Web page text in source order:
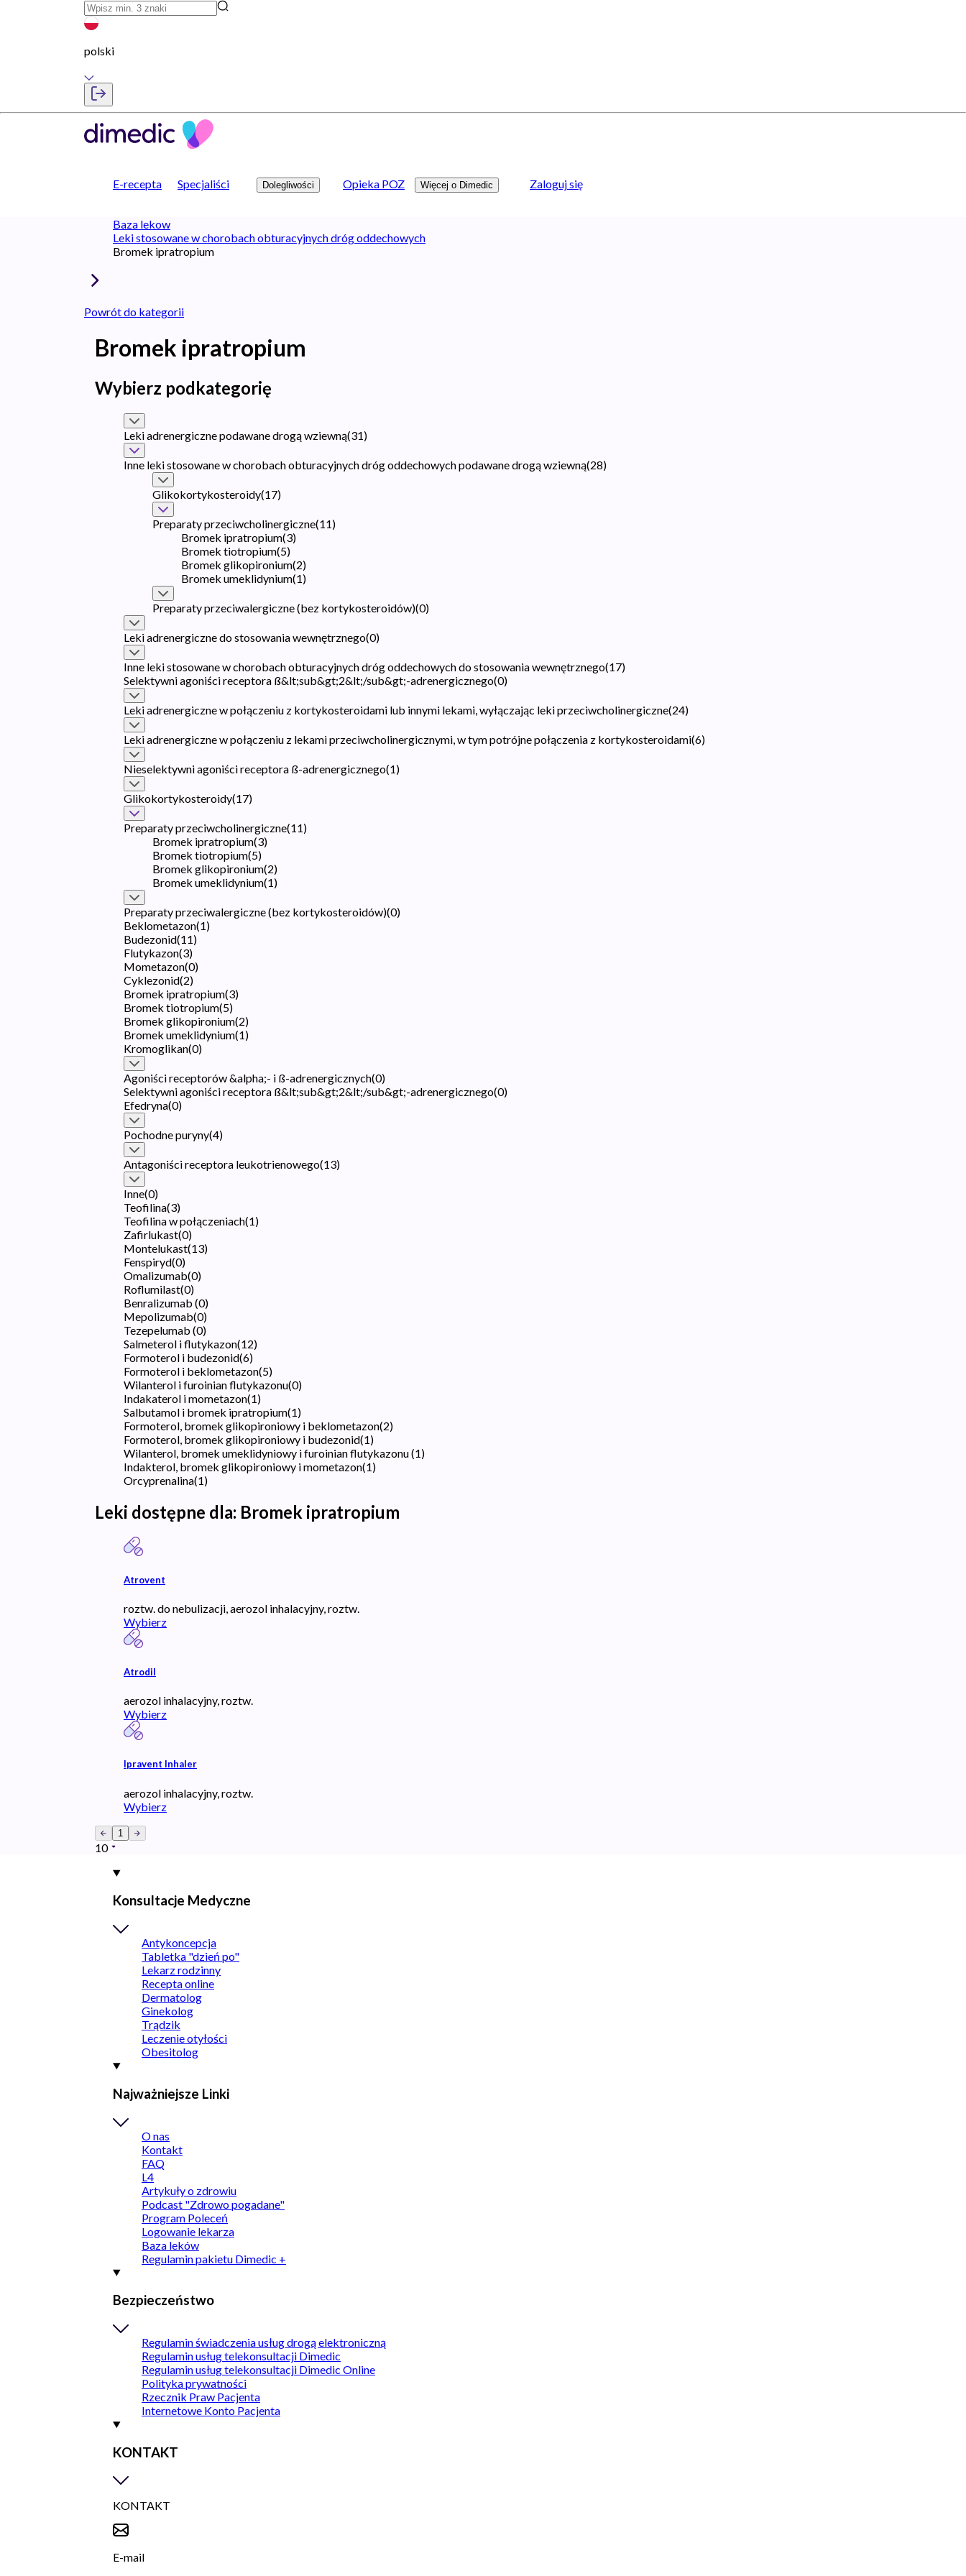
polski
E-recepta Specjaliści Dolegliwości Opieka POZ Więcej o Dimedic Zaloguj się
Baza lekow
Leki stosowane w chorobach obturacyjnych dróg oddechowych
Bromek ipratropium
Powrót do kategorii
Bromek ipratropium
Wybierz podkategorię
Leki adrenergiczne podawane drogą wziewną(31)
Inne leki stosowane w chorobach obturacyjnych dróg oddechowych podawane drogą wziewną(28)
Glikokortykosteroidy(17)
Preparaty przeciwcholinergiczne(11)
Bromek ipratropium(3)
Bromek tiotropium(5)
Bromek glikopironium(2)
Bromek umeklidynium(1)
Preparaty przeciwalergiczne (bez kortykosteroidów)(0)
Leki adrenergiczne do stosowania wewnętrznego(0)
Inne leki stosowane w chorobach obturacyjnych dróg oddechowych do stosowania wewnętrznego(17)
Selektywni agoniści receptora ß&lt;sub&gt;2&lt;/sub&gt;-adrenergicznego(0)
Leki adrenergiczne w połączeniu z kortykosteroidami lub innymi lekami, wyłączając leki przeciwcholinergiczne(24)
Leki adrenergiczne w połączeniu z lekami przeciwcholinergicznymi, w tym potrójne połączenia z kortykosteroidami(6)
Nieselektywni agoniści receptora ß-adrenergicznego(1)
Glikokortykosteroidy(17)
Preparaty przeciwcholinergiczne(11)
Bromek ipratropium(3)
Bromek tiotropium(5)
Bromek glikopironium(2)
Bromek umeklidynium(1)
Preparaty przeciwalergiczne (bez kortykosteroidów)(0)
Beklometazon(1)
Budezonid(11)
Flutykazon(3)
Mometazon(0)
Cyklezonid(2)
Bromek ipratropium(3)
Bromek tiotropium(5)
Bromek glikopironium(2)
Bromek umeklidynium(1)
Kromoglikan(0)
Agoniści receptorów &alpha;- i ß-adrenergicznych(0)
Selektywni agoniści receptora ß&lt;sub&gt;2&lt;/sub&gt;-adrenergicznego(0)
Efedryna(0)
Pochodne puryny(4)
Antagoniści receptora leukotrienowego(13)
Inne(0)
Teofilina(3)
Teofilina w połączeniach(1)
Zafirlukast(0)
Montelukast(13)
Fenspiryd(0)
Omalizumab(0)
Roflumilast(0)
Benralizumab (0)
Mepolizumab(0)
Tezepelumab (0)
Salmeterol i flutykazon(12)
Formoterol i budezonid(6)
Formoterol i beklometazon(5)
Wilanterol i furoinian flutykazonu(0)
Indakaterol i mometazon(1)
Salbutamol i bromek ipratropium(1)
Formoterol, bromek glikopironiowy i beklometazon(2)
Formoterol, bromek glikopironiowy i budezonid(1)
Wilanterol, bromek umeklidyniowy i furoinian flutykazonu(1)
Indakterol, bromek glikopironiowy i mometazon(1)
Orcyprenalina(1)
Leki dostępne dla: Bromek ipratropium
Atrovent
roztw. do nebulizacji, aerozol inhalacyjny, roztw.
Wybierz
Atrodil
aerozol inhalacyjny, roztw.
Wybierz
Ipravent Inhaler
aerozol inhalacyjny, roztw.
Wybierz
1
10
Konsultacje Medyczne
Antykoncepcja
Tabletka "dzień po"
Lekarz rodzinny
Recepta online
Dermatolog
Ginekolog
Trądzik
Leczenie otyłości
Obesitolog
Najważniejsze Linki
O nas
Kontakt
FAQ
L4
Artykuły o zdrowiu
Podcast "Zdrowo pogadane"
Program Poleceń
Logowanie lekarza
Baza leków
Regulamin pakietu Dimedic +
Bezpieczeństwo
Regulamin świadczenia usług drogą elektroniczną
Regulamin usług telekonsultacji Dimedic
Regulamin usług telekonsultacji Dimedic Online
Polityka prywatności
Rzecznik Praw Pacjenta
Internetowe Konto Pacjenta
KONTAKT
KONTAKT
E-mail